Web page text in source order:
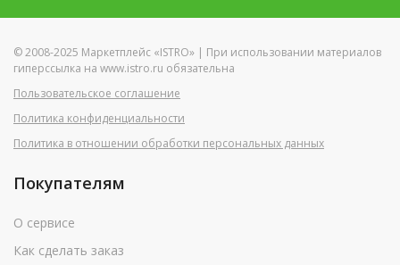
© 2008-2025 Маркетплейс «ISTRO» | При использовании материалов
гиперссылка на www.istro.ru обязательна
Пользовательское соглашение
Политика конфиденциальности
Политика в отношении обработки персональных данных
Покупателям
О сервисе
Как сделать заказ